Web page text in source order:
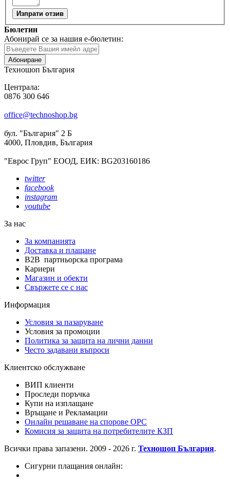
Изпрати отзив
Бюлетин
Абонирай се за нашия е-бюлетин:
Абониране
Техношоп България
Централа:
0876 300 646
office@technoshop.bg
бул. "България" 2 Б
4000, Пловдив, България
"Еврос Груп" ЕООД, ЕИК: BG203160186
twitter
facebook
instagram
youtube
За нас
За компанията
Доставка и плащане
B2B партньорска програма
Кариери
Магазин и обекти
Свържете се с нас
Информация
Условия за пазаруване
Условия за промоции
Политика за защита на лични данни
Често задавани въпроси
Клиентско обслужване
ВИП клиенти
Проследи поръчка
Купи на изплащане
Връщане и Рекламации
Онлайн решаване на спорове OPC
Комисия за защита на потребителите КЗП
Всички права запазени. 2009 - 2026 г. Техношоп България.
Сигурни плащания онлайн: